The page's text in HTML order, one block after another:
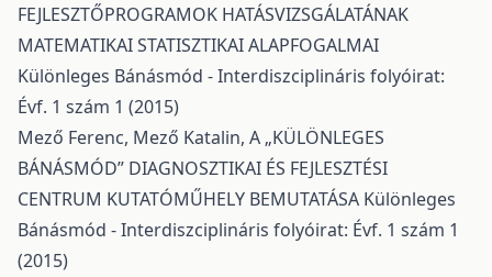
FEJLESZTŐPROGRAMOK HATÁSVIZSGÁLATÁNAK
MATEMATIKAI STATISZTIKAI ALAPFOGALMAI
Különleges Bánásmód - Interdiszciplináris folyóirat:
Évf. 1 szám 1 (2015)
Mező Ferenc, Mező Katalin, A „KÜLÖNLEGES
BÁNÁSMÓD” DIAGNOSZTIKAI ÉS FEJLESZTÉSI
CENTRUM KUTATÓMŰHELY BEMUTATÁSA Különleges
Bánásmód - Interdiszciplináris folyóirat: Évf. 1 szám 1
(2015)